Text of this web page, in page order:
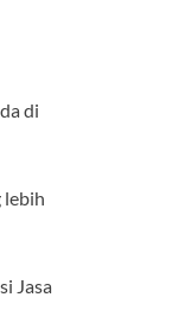
di
lebih
Jasa